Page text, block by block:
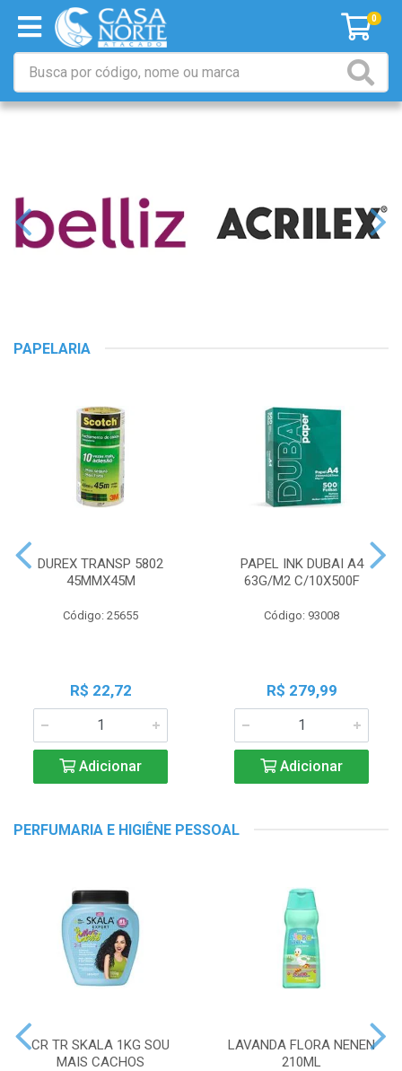
0
PAPELARIA
DUREX TRANSP 5802
45MMX45M
Código: 25655
R$ 22,72
Adicionar
PAPEL INK DUBAI A4
63G/M2 C/10X500F
Código: 93008
R$ 279,99
Adicionar
PERFUMARIA E HIGIÊNE PESSOAL
CR TR SKALA 1KG SOU
MAIS CACHOS
LAVANDA FLORA NENEN
210ML